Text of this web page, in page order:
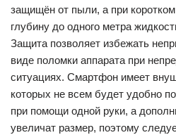
защищён от пыли, а при
глубину до одного метра
Защита позволяет избежать
виде поломки аппарата при
ситуациях. Смартфон имеет
которых не всем будет удобно
при помощи одной руки, а
увеличат размер, поэтому